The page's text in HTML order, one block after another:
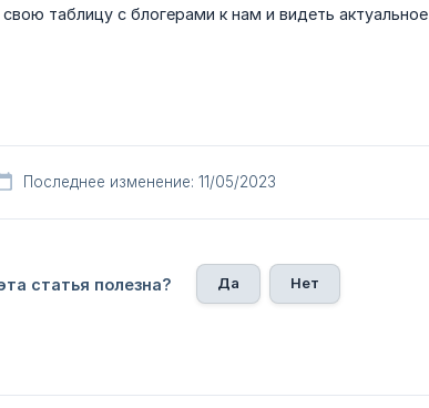
таблицу c блогерами к нам и видеть актуальное
Последнее изменение: 11/05/2023
статья полезна? Да Нет